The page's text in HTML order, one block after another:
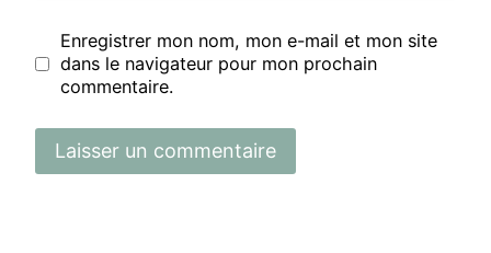
Enregistrer mon nom, mon e-mail et mon site
dans le navigateur pour mon prochain
commentaire.